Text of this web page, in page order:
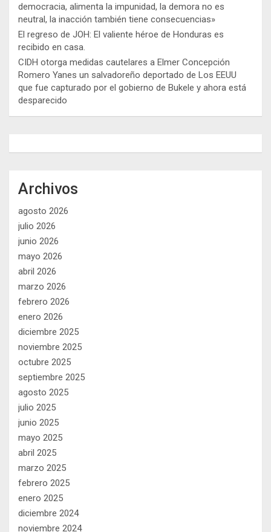
democracia, alimenta la impunidad, la demora no es
neutral, la inacción también tiene consecuencias»
El regreso de JOH: El valiente héroe de Honduras es
recibido en casa.
CIDH otorga medidas cautelares a Elmer Concepción
Romero Yanes un salvadoreño deportado de Los EEUU
que fue capturado por el gobierno de Bukele y ahora está
desparecido
Archivos
agosto 2026
julio 2026
junio 2026
mayo 2026
abril 2026
marzo 2026
febrero 2026
enero 2026
diciembre 2025
noviembre 2025
octubre 2025
septiembre 2025
agosto 2025
julio 2025
junio 2025
mayo 2025
abril 2025
marzo 2025
febrero 2025
enero 2025
diciembre 2024
noviembre 2024